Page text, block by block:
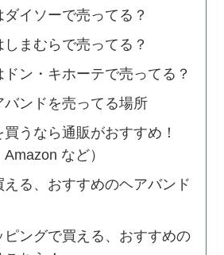
イソーで売ってる？
まむらで売ってる？
ン・キホーテで売ってる？
バンドを売ってる場所
うなら通販がおすすめ！
Amazon など）
る、おすすめのヘアバンド
ピングで買える、おすすめの